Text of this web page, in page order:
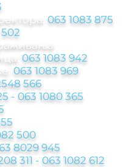
063 1083 875
063 1083 942
063 1083 969
566
- 063 1080 365
500
8029 945
311 - 063 1082 612